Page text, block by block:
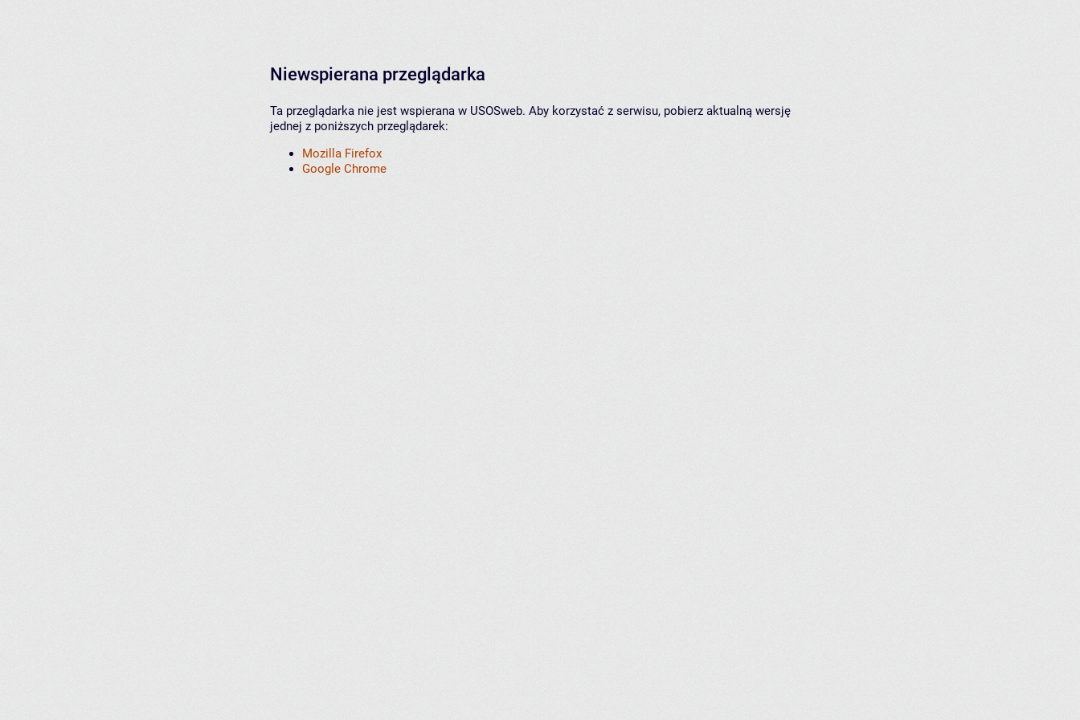
Niewspierana przeglądarka
Ta przeglądarka nie jest wspierana w USOSweb. Aby korzystać z serwisu, pobierz aktualną wersję
jednej z poniższych przeglądarek:
Mozilla Firefox
Google Chrome